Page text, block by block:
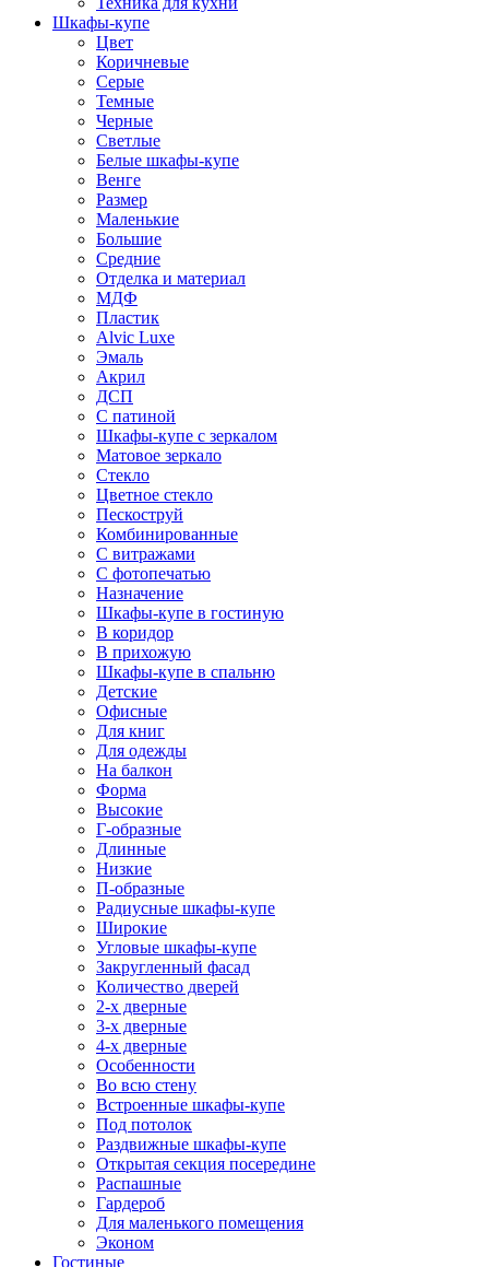
Шкафы-купе
Цвет
Коричневые
Серые
Темные
Черные
Светлые
Белые шкафы-купе
Венге
Размер
Маленькие
Большие
Средние
Отделка и материал
МДФ
Пластик
Alvic Luxe
Эмаль
Акрил
ДСП
С патиной
Шкафы-купе с зеркалом
Матовое зеркало
Стекло
Цветное стекло
Пескоструй
Комбинированные
С витражами
С фотопечатью
Назначение
Шкафы-купе в гостиную
В коридор
В прихожую
Шкафы-купе в спальню
Детские
Офисные
Для книг
Для одежды
На балкон
Форма
Высокие
Г-образные
Длинные
Низкие
П-образные
Радиусные шкафы-купе
Широкие
Угловые шкафы-купе
Закругленный фасад
Количество дверей
2-х дверные
3-х дверные
4-х дверные
Особенности
Во всю стену
Встроенные шкафы-купе
Под потолок
Раздвижные шкафы-купе
Открытая секция посередине
Распашные
Гардероб
Для маленького помещения
Эконом
Гостиные